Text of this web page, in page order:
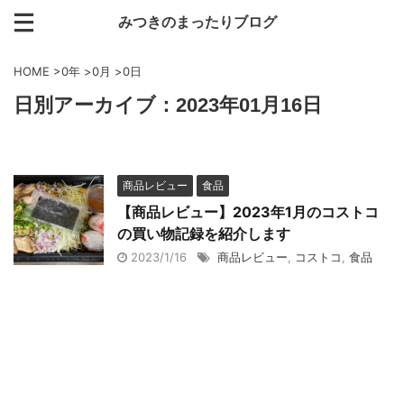
みつきのまったりブログ
HOME >0年 >0月 >0日
日別アーカイブ：2023年01月16日
商品レビュー 食品
【商品レビュー】2023年1月のコストコ
の買い物記録を紹介します
2023/1/16 商品レビュー コストコ 食品